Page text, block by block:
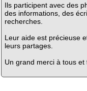
Ils participent avec des
des informations, des
recherches.
Leur aide est précieuse
leurs partages.
Un grand merci à tous et